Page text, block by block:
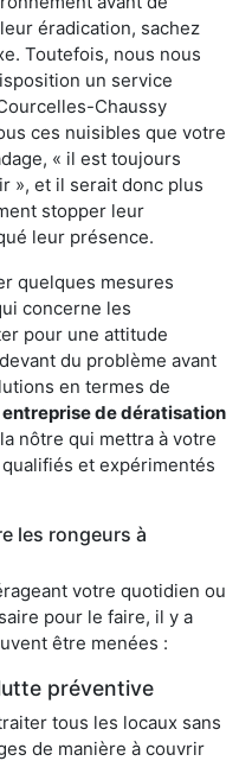
éradication, sachez
Toutefois, nous nous
un service
Chaussy
ces nuisibles que votre
« il est toujours
», et il serait donc plus
stopper leur
leur présence.
quelques mesures
concerne les
pour une attitude
du problème avant
en termes de
de dératisation
nôtre qui mettra à votre
et expérimentés
les rongeurs à
votre quotidien ou
pour le faire, il y a
être menées :
préventive
tous les locaux sans
de manière à couvrir